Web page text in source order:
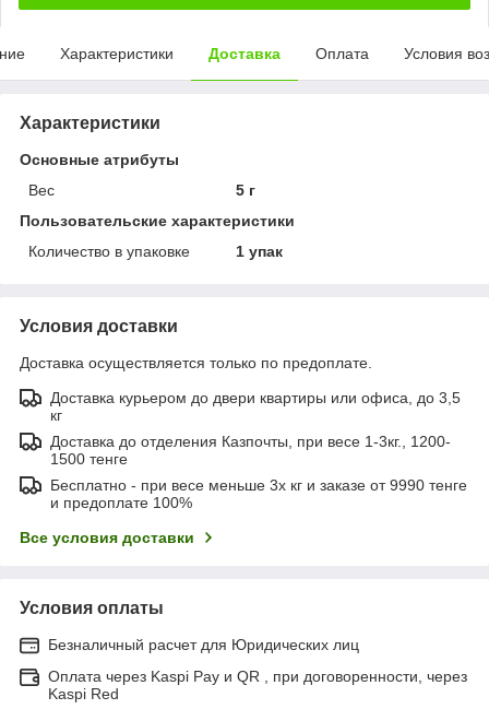
Характеристики Доставка Оплата Условия
Характеристики
Основные атрибуты
Вес
5 г
Пользовательские характеристики
Количество в упаковке
1 упак
Условия доставки
Доставка осуществляется только по предоплате.
Доставка курьером до двери квартиры или офиса, до 3,5
кг
Доставка до отделения Казпочты, при весе 1-3кг., 1200-
1500 тенге
Бесплатно - при весе меньше 3х кг и заказе от 9990 тенге
и предоплате 100%
Все условия доставки
Условия оплаты
Безналичный расчет для Юридических лиц
Оплата через Kaspi Pay и QR , при договоренности, через
Kaspi Red